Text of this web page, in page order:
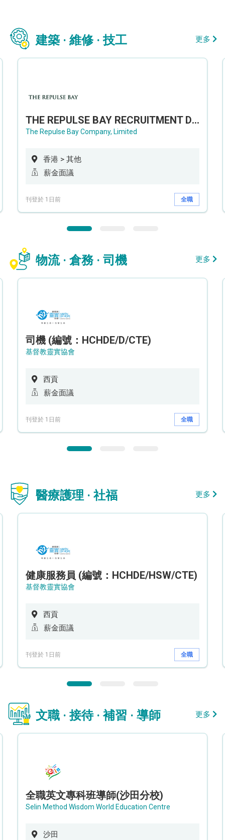
建築 · 維修 · 技工 更多
THE REPULSE BAY RECRUITMENT DAY 淺水灣影灣園人才招聘會
The Repulse Bay Company, Limited
香港 > 其他
薪金面議
刊登於 1日前 全職
物流 · 倉務 · 司機 更多
司機 (編號：HCHDE/D/CTE)
基督教靈實協會
西貢
薪金面議
刊登於 1日前 全職
醫療護理 · 社福 更多
健康服務員 (編號：HCHDE/HSW/CTE)
基督教靈實協會
西貢
薪金面議
刊登於 1日前 全職
文職 · 接待 · 補習 · 導師 更多
全職英文專科班導師(沙田分校)
Selin Method Wisdom World Education Centre
沙田